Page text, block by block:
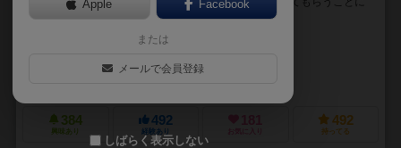
しました。 果たしてあなたは他のホテルに負け...
384
興味あり
492
経験あり お気に入り
492
持ってる
Apple Facebook
または
メールで会員登録
しばらく表示しない